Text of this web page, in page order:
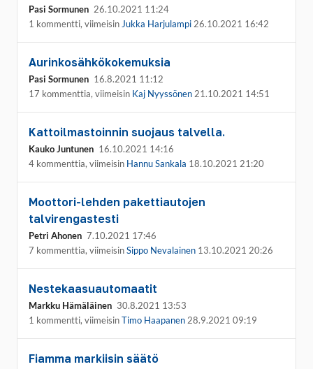
Pasi Sormunen 26.10.2021 11:24
1 kommentti, viimeisin Jukka Harjulampi 26.10.2021 16:42
Aurinkosähkökokemuksia
Pasi Sormunen 16.8.2021 11:12
17 kommenttia, viimeisin Kaj Nyyssönen 21.10.2021 14:51
Kattoilmastoinnin suojaus talvella.
Kauko Juntunen 16.10.2021 14:16
4 kommenttia, viimeisin Hannu Sankala 18.10.2021 21:20
Moottori-lehden pakettiautojen
talvirengastesti
Petri Ahonen 7.10.2021 17:46
7 kommenttia, viimeisinSippo Nevalainen 13.10.2021 20:26
Nestekaasuautomaatit
Markku Hämäläinen 30.8.2021 13:53
1 kommentti, viimeisinTimo Haapanen 28.9.2021 09:19
Fiamma markiisin säätö